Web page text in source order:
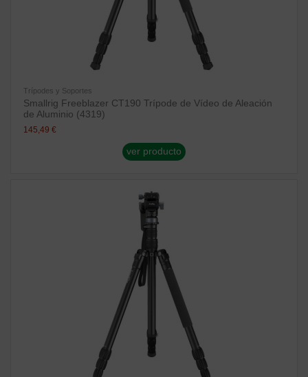
Trípodes y Soportes
Smallrig Freeblazer CT190 Trípode de Vídeo de Aleación
de Aluminio (4319)
145,49 €
ver producto